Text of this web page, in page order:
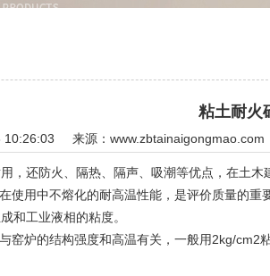
粘土耐火
10:26:03 来源： www.zbtainaigongmao.com
还防火、隔热、隔声、吸潮等优点，在土木
用中不熔化的耐高温性能，是评价质量的重
和工业液相的粘度。
炉的结构强度和高温有关，一般用2kg/cm2